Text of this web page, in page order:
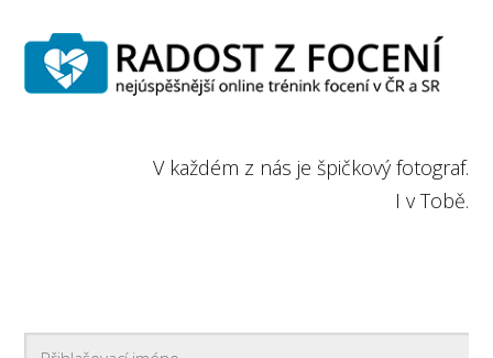
V každém z nás je špičkový fotograf.
I v Tobě.